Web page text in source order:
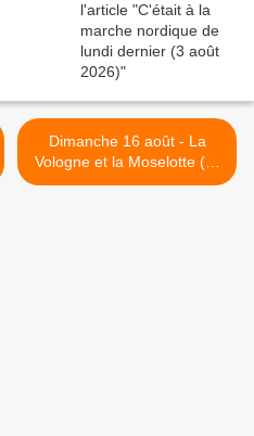
Dimanche 16 août - La
Vologne et la Moselotte (1)
>